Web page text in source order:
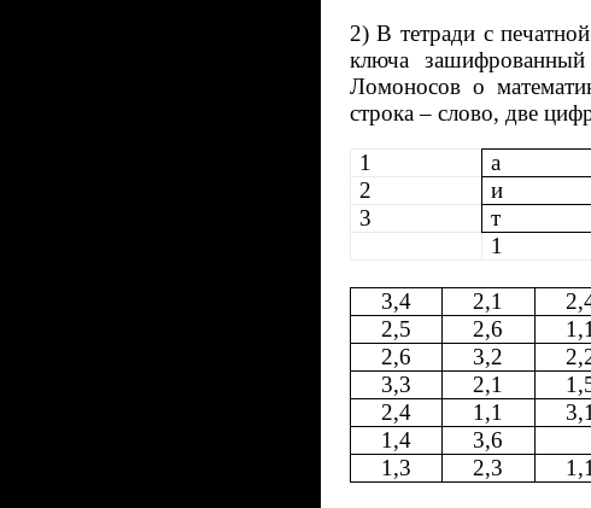
2) В тетради с
ключа
Ломоносов о
строка – слово, две
1
а
2
и
3
т
1
3,4 2,1
2,5
2,6 1,1
2,6
3,2
3,3
2,1
2,4
1,1 3,1
1,4
3,6
1,3
2,3 1,1